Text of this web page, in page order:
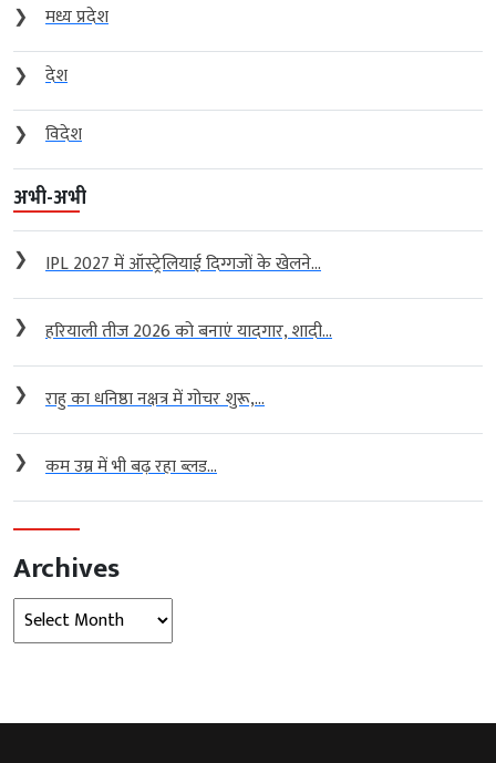
❯
मध्य प्रदेश
❯
देश
❯
विदेश
अभी-अभी
❯ IPL 2027 में ऑस्ट्रेलियाई दिग्गजों के खेलने...
❯ हरियाली तीज 2026 को बनाएं यादगार, शादी...
❯ राहु का धनिष्ठा नक्षत्र में गोचर शुरू,...
❯ कम उम्र में भी बढ़ रहा ब्लड...
Archives
Archives